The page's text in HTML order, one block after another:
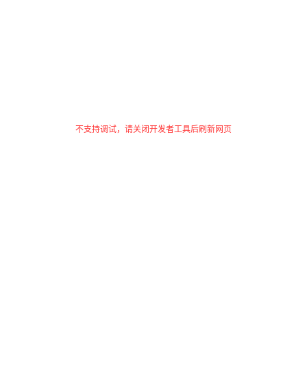
不支持调试，请关闭开发者工具后刷新网页